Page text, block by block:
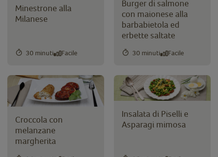
Minestrone alla
Milanese
30 minuti Facile
Burger di salmone
con maionese alla
barbabietola ed
erbette saltate
30 minuti Facile
Croccola con
melanzane
margherita
Insalata di Piselli e
Asparagi mimosa